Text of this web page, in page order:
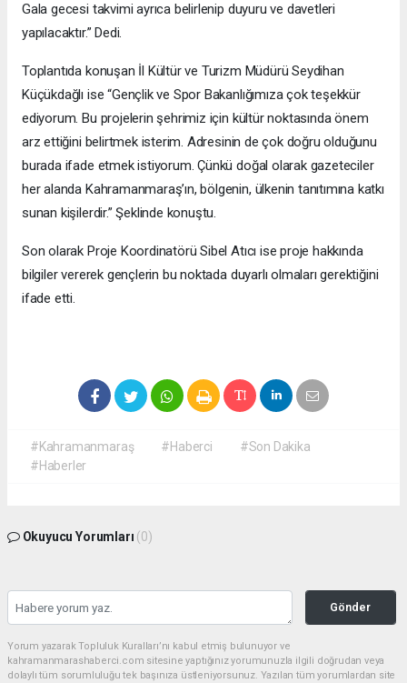
Gala gecesi takvimi ayrıca belirlenip duyuru ve davetleri
yapılacaktır.” Dedi.
Toplantıda konuşan İl Kültür ve Turizm Müdürü Seydihan
Küçükdağlı ise “Gençlik ve Spor Bakanlığımıza çok teşekkür
ediyorum. Bu projelerin şehrimiz için kültür noktasında önem
arz ettiğini belirtmek isterim. Adresinin de çok doğru olduğunu
burada ifade etmek istiyorum. Çünkü doğal olarak gazeteciler
her alanda Kahramanmaraş’ın, bölgenin, ülkenin tanıtımına katkı
sunan kişilerdir.” Şeklinde konuştu.
Son olarak Proje Koordinatörü Sibel Atıcı ise proje hakkında
bilgiler vererek gençlerin bu noktada duyarlı olmaları gerektiğini
ifade etti.
#Kahramanmaraş #Haberci
#Son Dakika
#Haberler
Okuyucu Yorumları (0)
Gönder
Yorum yazarak Topluluk Kuralları’nı kabul etmiş bulunuyor ve
kahramanmarashaberci.com sitesine yaptığınız yorumunuzla ilgili doğrudan veya
dolaylı tüm sorumluluğu tek başınıza üstleniyorsunuz. Yazılan tüm yorumlardan site